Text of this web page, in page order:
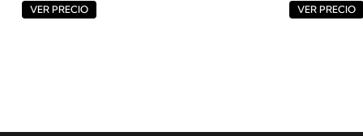
VER PRECIO VER PRECIO